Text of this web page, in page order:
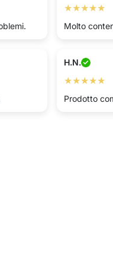
★★★★★
Molto
H.N.
★★★★★
Prodotto